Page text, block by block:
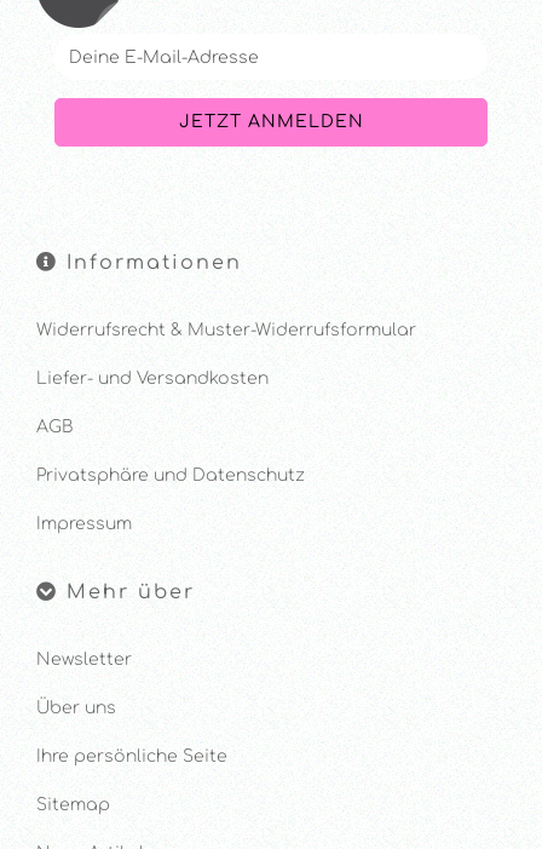
Informationen
Widerrufsrecht & Muster-Widerrufsformular
Liefer- und Versandkosten
AGB
Privatsphäre und Datenschutz
Impressum
Mehr über
Newsletter
Über uns
Ihre persönliche Seite
Sitemap